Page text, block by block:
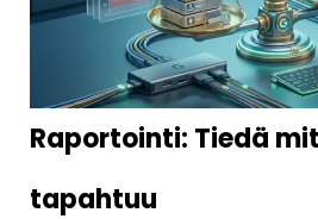
Raportointi: Tiedä
tapahtuu